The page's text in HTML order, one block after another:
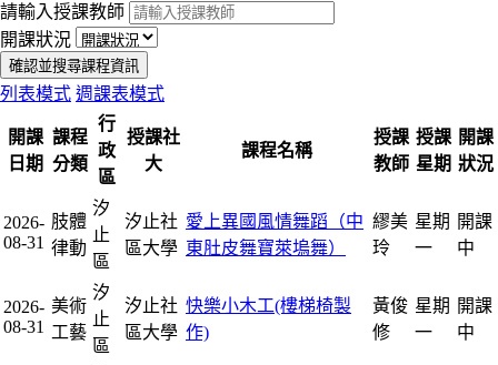
請輸入授課教師
開課狀況
確認並搜尋課程資訊
列表模式 週課表模式
開課
日期
課程
分類
行
政
區
授課社
大
課程名稱
授課
教師
授課
星期
開課
狀況
2026-
08-31
肢體
律動
汐
止
區
汐止社
區大學
愛上異國風情舞蹈（中
東肚皮舞寶萊塢舞）
繆美
玲
星期
一
開課
中
2026-
08-31
美術
工藝
汐
止
區
汐止社
區大學
快樂小木工(樓梯椅製
作)
黃俊
修
星期
一
開課
中